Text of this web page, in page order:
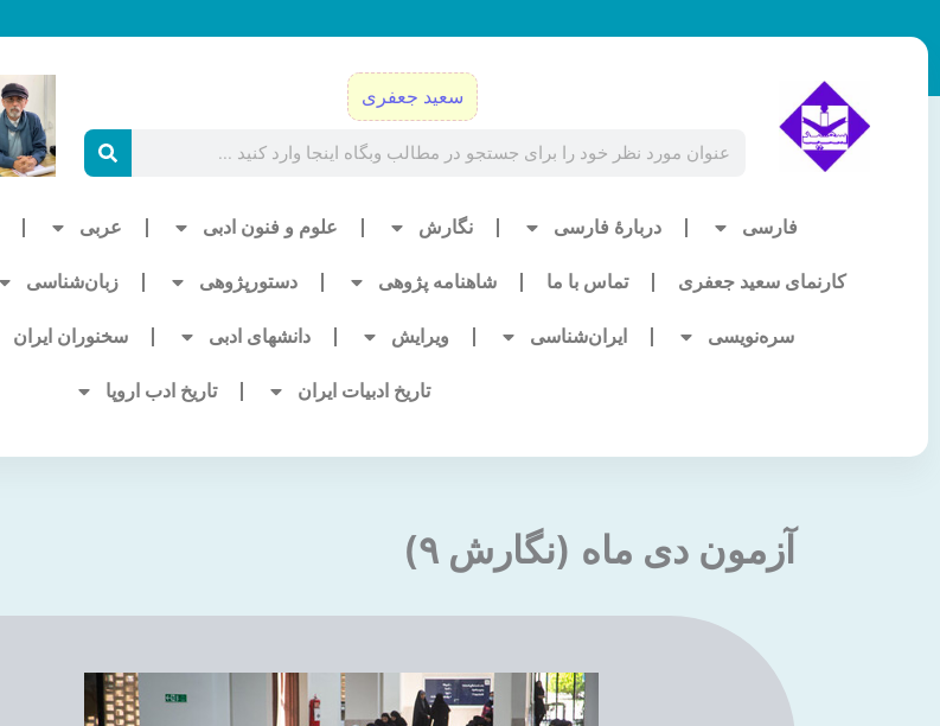
به
سعید جعفری
فارسی دربارۀ فارسی نگارش علوم و فنون ادبی عربی
کارنمای سعید جعفری تماس با ما شاهنامه پژوهی دستورپژوهی زبان‌شناسی
سره‌نویسی ایران‌شناسی ویرایش دانشهای ادبی سخنوران ایران
تاریخ ادبیات ایران تاریخ ادب اروپا
آزمون دی ماه (نگارش ۹)